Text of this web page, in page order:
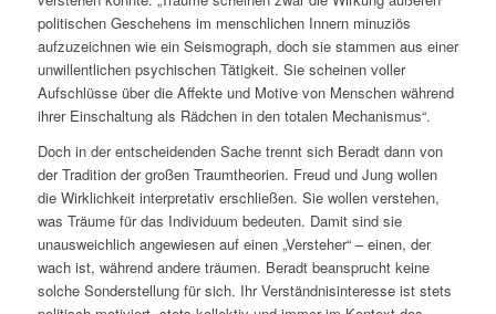
politischen Geschehens im menschlichen Innern minuziös
aufzuzeichnen wie ein Seismograph, doch sie stammen aus einer
unwillentlichen psychischen Tätigkeit. Sie scheinen voller
Aufschlüsse über die Affekte und Motive von Menschen während
ihrer Einschaltung als Rädchen in den totalen Mechanismus“.
Doch in der entscheidenden Sache trennt sich Beradt dann von
der Tradition der großen Traumtheorien. Freud und Jung wollen
die Wirklichkeit interpretativ erschließen. Sie wollen verstehen,
was Träume für das Individuum bedeuten. Damit sind sie
unausweichlich angewiesen auf einen „Versteher“ – einen, der
wach ist, während andere träumen. Beradt beansprucht keine
solche Sonderstellung für sich. Ihr Verständnisinteresse ist stets